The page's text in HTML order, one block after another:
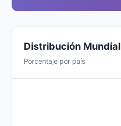
Distribución Mundial
Porcentaje por país